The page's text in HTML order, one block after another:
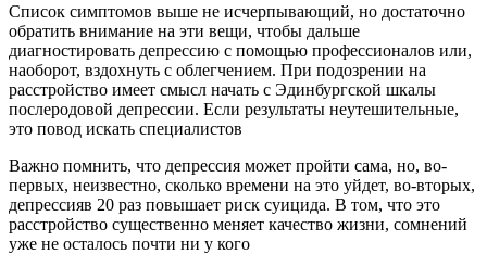
Список симптомов выше не исчерпывающий, но достаточно
обратить внимание на эти вещи, чтобы дальше
диагностировать депрессию с помощью профессионалов или,
наоборот, вздохнуть с облегчением. При подозрении на
расстройство имеет смысл начать с Эдинбургской шкалы
послеродовой депрессии. Если результаты неутешительные,
это повод искать специалистов
Важно помнить, что депрессия может пройти сама, но, во-
первых, неизвестно, сколько времени на это уйдет, во-вторых,
депрессияв 20 раз повышает риск суицида. В том, что это
расстройство существенно меняет качество жизни, сомнений
уже не осталось почти ни у кого